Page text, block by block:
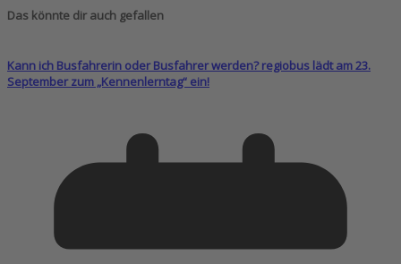
Das könnte dir auch gefallen
Kann ich Busfahrerin oder Busfahrer werden? regiobus lädt am 23.
September zum „Kennenlerntag“ ein!